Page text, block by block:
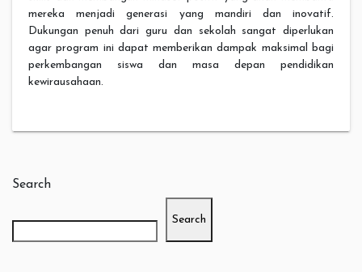
mereka menjadi generasi yang mandiri dan inovatif.
Dukungan penuh dari guru dan sekolah sangat diperlukan
agar program ini dapat memberikan dampak maksimal bagi
perkembangan siswa dan masa depan pendidikan
kewirausahaan.
Search
Search